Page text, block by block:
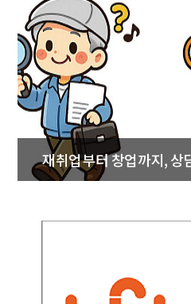
재취업부터 창업까지, 상